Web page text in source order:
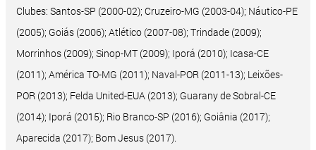
Clubes: Santos-SP (2000-02); Cruzeiro-MG (2003-04); Náutico-PE
(2005); Goiás (2006); Atlético (2007-08); Trindade (2009);
Morrinhos (2009); Sinop-MT (2009); Iporá (2010); Icasa-CE
(2011); América TO-MG (2011); Naval-POR (2011-13); Leixões-
POR (2013); Felda United-EUA (2013); Guarany de Sobral-CE
(2014); Iporá (2015); Rio Branco-SP (2016); Goiânia (2017);
Aparecida (2017); Bom Jesus (2017).